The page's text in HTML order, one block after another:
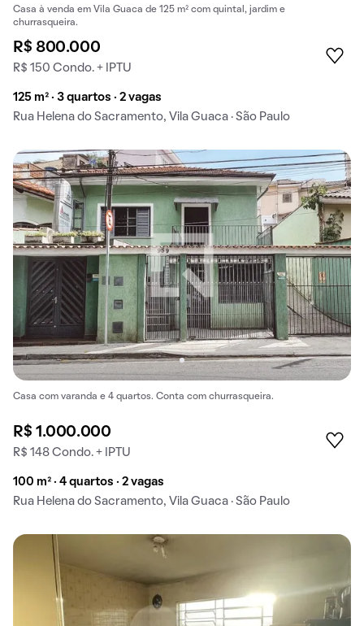
Casa à venda em Vila Guaca de 125 m² com quintal, jardim e
churrasqueira.
R$ 800.000
R$ 150 Condo. + IPTU
125 m² · 3 quartos · 2 vagas
Rua Helena do Sacramento, Vila Guaca · São Paulo
Casa com varanda e 4 quartos. Conta com churrasqueira.
R$ 1.000.000
R$ 148 Condo. + IPTU
100 m² · 4 quartos · 2 vagas
Rua Helena do Sacramento, Vila Guaca · São Paulo